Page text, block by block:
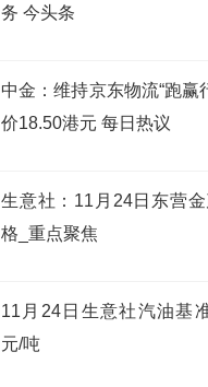
务 今头条
中金：维持京东物流“跑赢
价18.50港元 每日热议
生意社：11月24日东营
格_重点聚焦
11月24日生意社汽油基
元/吨